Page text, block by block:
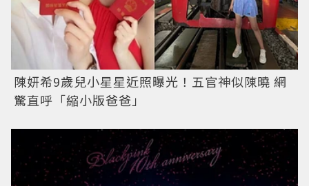
陳妍希9歲兒小星星近照曝光！五官神似陳曉 網
驚直呼「縮小版爸爸」